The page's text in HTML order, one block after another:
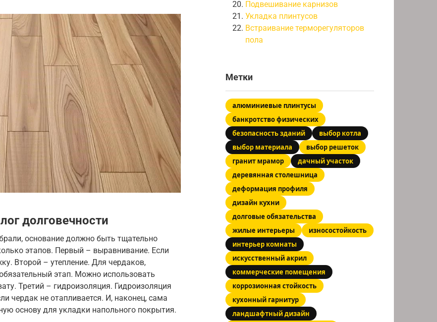
долговечности
основание должно быть тщательно
этапов. Первый – выравнивание. Если
Второй – утепление. Для чердаков,
этап. Можно использовать
Третий – гидроизоляция. Гидроизоляция
чердак не отапливается. И, наконец, сама
основу для укладки напольного покрытия.
Подвешивание карнизов
Укладка плинтусов
Встраивание терморегуляторов
пола
Метки
алюминиевые плинтусы
банкротство физических
безопасность зданий
выбор котла
выбор материала
выбор решеток
гранит мрамор
дачный участок
деревянная столешница
деформация профиля
дизайн кухни
долговые обязательства
жилые интерьеры
износостойкость
интерьер комнаты
искусственный акрил
коммерческие помещения
коррозионная стойкость
кухонный гарнитур
ландшафтный дизайн